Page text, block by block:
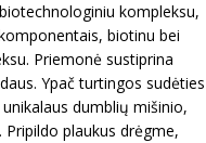
kompleksu,
biotinu bei
Priemonė sustiprina
Ypač turtingos sudėties
dumblių mišinio,
Pripildo plaukus drėgme,